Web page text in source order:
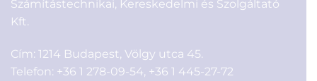
Számítástechnikai, Kereskedelmi és Szolgáltató
Kft.
Cím: 1214 Budapest, Völgy utca 45.
Telefon: +36 1 278-09-54 +36 1 445-27-72